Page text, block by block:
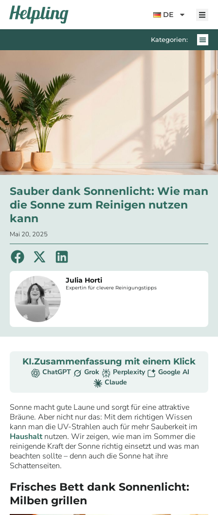
springen
DE
Kategorien:
Sauber dank Sonnenlicht: Wie man
die Sonne zum Reinigen nutzen
kann
Mai 20, 2025
Julia Horti
Expertin für clevere Reinigungstipps
KI.Zusammenfassung mit einem Klick
ChatGPT Grok Perplexity
Google AI
Claude
Sonne macht gute Laune und sorgt für eine attraktive
Bräune. Aber nicht nur das: Mit dem richtigen Wissen
kann man die UV-Strahlen auch für mehr Sauberkeit im
Haushalt nutzen. Wir zeigen, wie man im Sommer die
reinigende Kraft der Sonne richtig einsetzt und was man
beachten sollte – denn auch die Sonne hat ihre
Schattenseiten.
Frisches Bett dank Sonnenlicht:
Milben grillen